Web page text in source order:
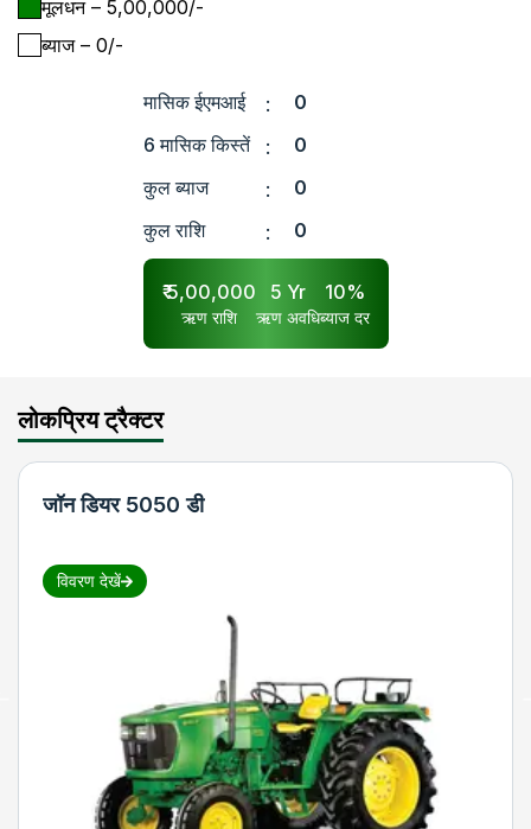
मूलधन– ₹ 5,00,000/-
ब्याज– ₹ 0/-
मासिक ईएमआई :
0
6 मासिक किस्तें
:
0
कुल ब्याज
:
0
कुल राशि
: 0
₹5,00,000
ऋण राशि
5 Yr
ऋण अवधि
10%
ब्याज दर
लोकप्रिय ट्रैक्टर
जॉन डियर 5050 डी
विवरण देखें